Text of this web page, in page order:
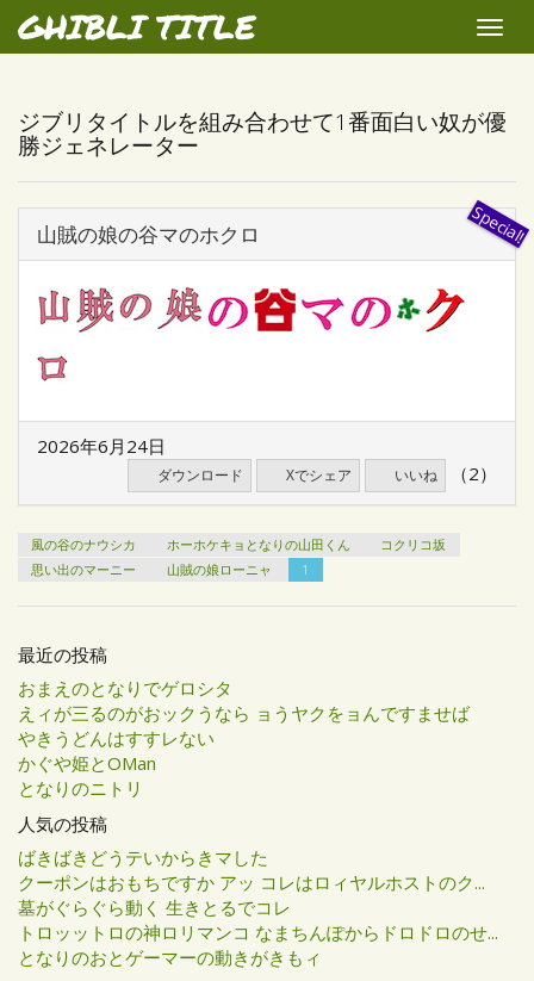
GHIBLI TITLE
Toggle
ジブリタイトルを組み合わせて1番面白い奴が優
勝ジェネレーター
山賊の娘の谷マのホクロ
2026年6月24日
ダウンロード Xでシェア いいね （2）
風の谷のナウシカ ホーホケキョとなりの山田くん
コクリコ坂
思い出のマーニー
山賊の娘ローニャ 1
最近の投稿
おまえのとなりでゲロシタ
えィが三るのがおックうなら ョうヤクをョんですませば
やきうどんはすすレない
かぐや姫とOMan
となりのニトリ
人気の投稿
ばきばきどうテいからきマした
クーポンはおもちですか アッ コレはロィヤルホストのク...
墓がぐらぐら動く 生きとるでコレ
トロッットロの神ロリマンコ なまちんぽからドロドロのせ...
となりのおとゲーマーの動きがきもィ